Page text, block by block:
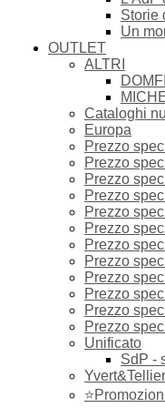
Storie
Un
OUTLET
ALTRI
Cataloghi
Europa
Prezzo
Prezzo
Prezzo
Prezzo
Prezzo
Prezzo
Prezzo
Prezzo
Prezzo
Prezzo
Prezzo
Prezzo
Unificato
SdP -
Yvert&Tellier